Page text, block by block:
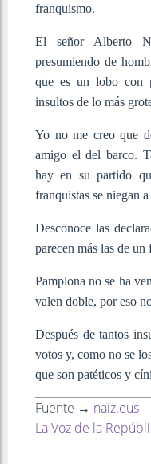
franquismo.
El señor Alberto
presumiendo de
que es un lobo con
insultos de lo más
Yo no me creo que
amigo el del barco.
hay en su partido
franquistas se niegan
Desconoce las
parecen más las de un
Pamplona no se ha
valen doble, por eso
Después de tantos
votos y, como no se
que son patéticos y
Fuente → naiz.eus
La Voz de la